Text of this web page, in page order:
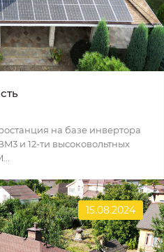
на базе инвертора
и 12-ти высоковольтных
15.08.2024